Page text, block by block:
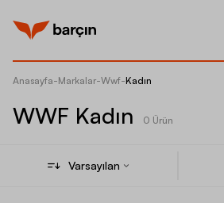
Anasayfa-Markalar-Wwf-Kadın
WWF Kadın 0 Ürün
Varsayılan